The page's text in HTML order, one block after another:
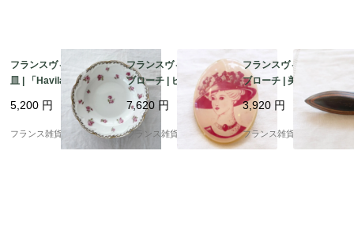
フランスヴィンテージ
皿 | 「Haviland Limog
es」アビランド リモー
ジュ ピンク色の小花柄
磁器プレート | 1900年
5,200 円
フランス雑貨chouchou
フランスヴィンテージ
ブローチ | ピンク色の
帽子を被った貴婦人 レ
ジン製 | 1960-70年代
7,620 円
フランス雑貨chouchou
フランスヴィンテージ
ブローチ | 美しい木目
木の温もり 美しい曲線
| 1900年代中頃～後半
3,920 円
フランス雑貨chouchou